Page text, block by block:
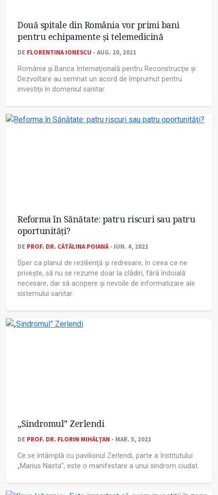
Două spitale din România vor primi bani
pentru echipamente și telemedicină
DE FLORENTINA IONESCU - AUG. 20, 2021
România şi Banca Internaţională pentru Reconstrucţie şi
Dezvoltare au semnat un acord de împrumut pentru
investiții în domeniul sanitar.
Reforma în Sănătate: patru riscuri sau patru
oportunităţi?
DE PROF. DR. CĂTĂLINA POIANĂ- IUN. 4, 2021
Sper ca planul de rezilienţă și redresare, în ceea ce ne
privește, să nu se rezume doar la clădiri, fără îndoială
necesare, dar să acopere și nevoile de informatizare ale
sistemului sanitar.
„Sindromul” Zerlendi
DE PROF. DR. FLORIN MIHĂLŢAN - MAR. 5, 2021
Ce se întâmplă cu pavilionul Zerlendi, parte a Institutului
„Marius Nasta”, este o manifestare a unui sindrom ciudat.